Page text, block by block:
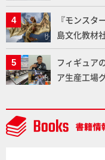
Prime
『モンスタ
島文化教材
修造氏の彩
ちた造形を
フィギュア
ア生産工場
AAAヴンダ